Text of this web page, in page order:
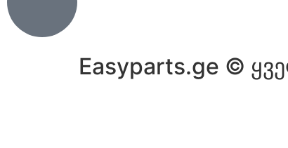
Easyparts.ge ©